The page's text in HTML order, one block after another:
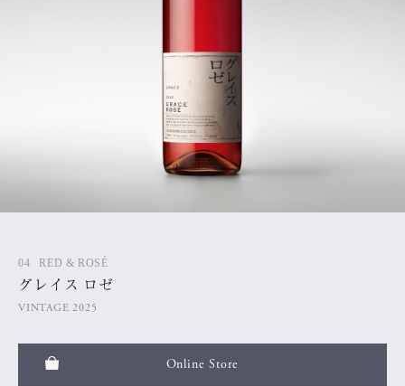
04 RED & ROSÉ
グレイス ロゼ
VINTAGE 2025
Online Store